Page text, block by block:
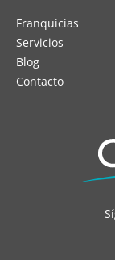
Franquicias
Servicios
Blog
Contacto